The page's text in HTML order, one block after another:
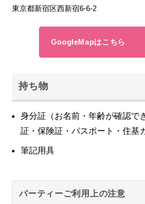
東京都新宿区西新宿6-6-2
GoogleMapはこちら
持ち物
身分証（お名前・年齢が確認で
証・保険証・パスポート・住基
筆記用具
パーティーご利用上の注意